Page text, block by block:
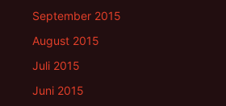
September 2015
August 2015
Juli 2015
Juni 2015